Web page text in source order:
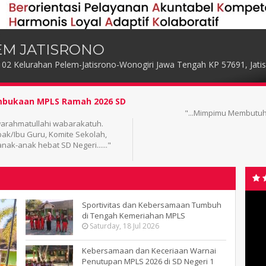
JATISRONO
02 Kelurahan Pelem-Jatisrono-Wonogiri Jawa Tengah KP 57691,
MPLS Ramah 2026 SD
wabarakatuh.
Ibu Guru, Komite Sekolah,
anak hebat SD Negeri......"
Perjuanganmu...."
"...Para janma
Sportivitas dan Kebersamaan Tumbuh
di Tengah Kemeriahan MPLS
Saturday, 18 Jul 2026
Kebersamaan dan Keceriaan Warnai
Penutupan MPLS 2026 di SD Negeri 1